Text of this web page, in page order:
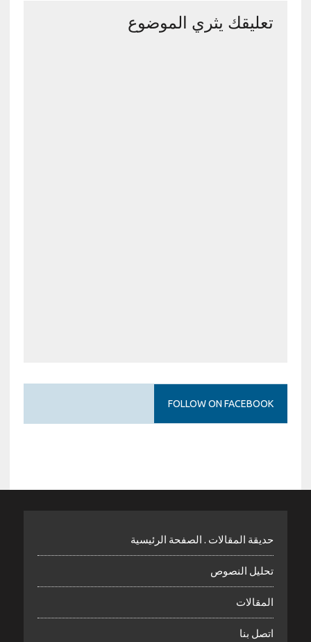
تعليقك يثري الموضوع
FOLLOW ON FACEBOOK
حديقة المقالات . الصفحة الرئيسية
تحليل النصوص
المقالات
اتصل بنا